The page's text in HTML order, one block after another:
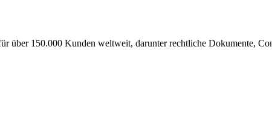
über 150.000 Kunden weltweit, darunter rechtliche Dokumente,